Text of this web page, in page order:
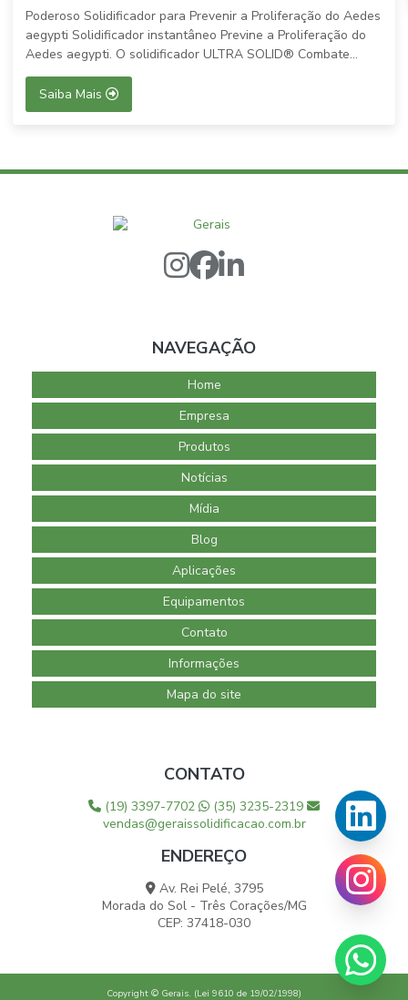
Poderoso Solidificador para Prevenir a Proliferação do Aedes
aegypti Solidificador instantâneo Previne a Proliferação do
Aedes aegypti. O solidificador ULTRA SOLID® Combate...
Saiba Mais
NAVEGAÇÃO
Home
Empresa
Produtos
Notícias
Mídia
Blog
Aplicações
Equipamentos
Contato
Informações
Mapa do site
CONTATO
(19) 3397-7702
(35) 3235-2319
vendas@geraissolidificacao.com.br
ENDEREÇO
Av. Rei Pelé, 3795
Morada do Sol - Três Corações/MG
CEP: 37418-030
Copyright © Gerais. (Lei 9610 de 19/02/1998)